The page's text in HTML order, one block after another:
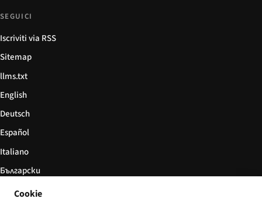
SEGUICI
Iscriviti via RSS
Sitemap
llms.txt
English
Deutsch
Español
Italiano
Български
简体中文
Cookie